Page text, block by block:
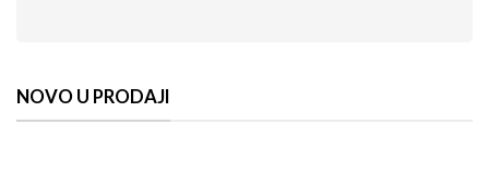
NOVO U PRODAJI